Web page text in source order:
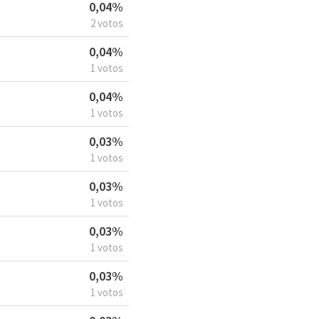
0,04%
2 votos
0,04%
1 votos
0,04%
1 votos
0,03%
1 votos
0,03%
1 votos
0,03%
1 votos
0,03%
1 votos